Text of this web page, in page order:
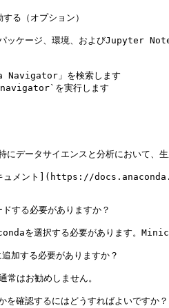
（オプション）
ッケージ、環境、およびJupyter
Navigator」を検索します
を実行します
にデータサイエンスと分析において
キュメント](https://
する必要がありますか？
を選択する必要があります。
加する必要がありますか？
常はお勧めしません。
確認するにはどうすればよいですか？